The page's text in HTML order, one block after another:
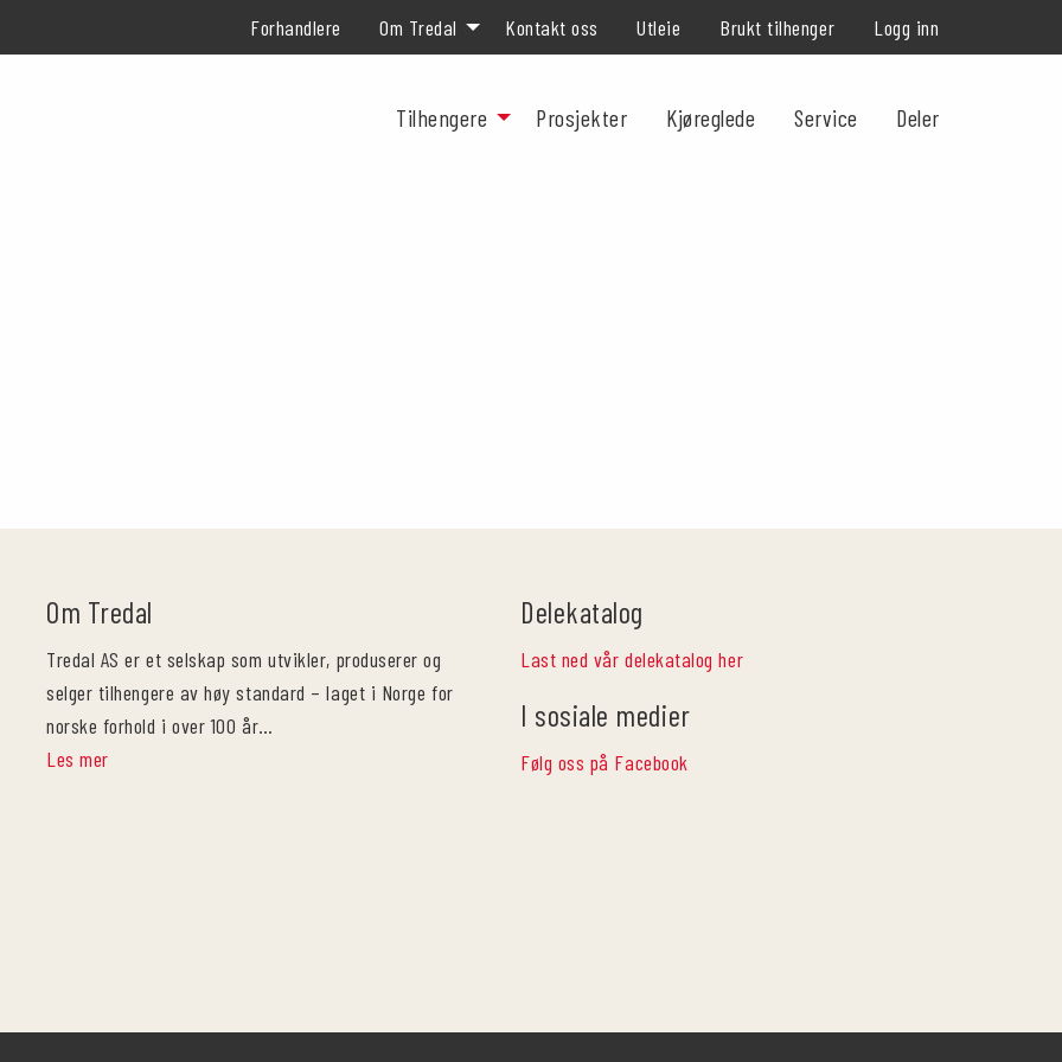
Forhandlere Om Tredal Kontakt oss Utleie Brukt tilhenger Logg inn
Tilhengere Prosjekter Kjøreglede Service Deler
Om Tredal
Tredal AS er et selskap som utvikler, produserer og
selger tilhengere av høy standard – laget i Norge for
norske forhold i over 100 år…
Les mer
Delekatalog
Last ned vår delekatalog her
I sosiale medier
Følg oss på Facebook